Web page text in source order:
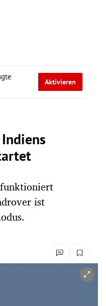
Aktivieren
ist